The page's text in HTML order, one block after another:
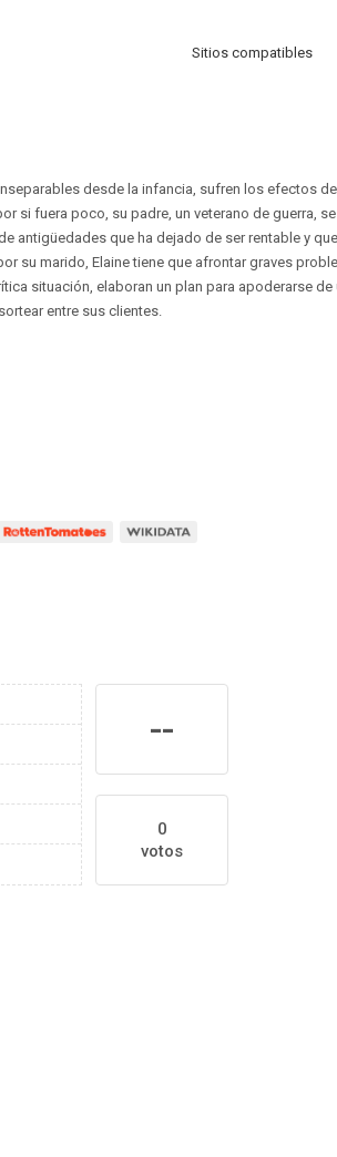
Sitios compatibles
desde la infancia, sufren los efectos
si fuera poco, su padre, un veterano de guerra,
antigüedades que ha dejado de ser rentable y
su marido, Elaine tiene que afrontar graves
situación, elaboran un plan para apoderarse
entre sus clientes.
--
0
votos